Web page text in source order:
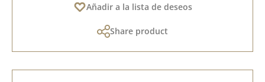
Añadir a la lista de deseos
Share product